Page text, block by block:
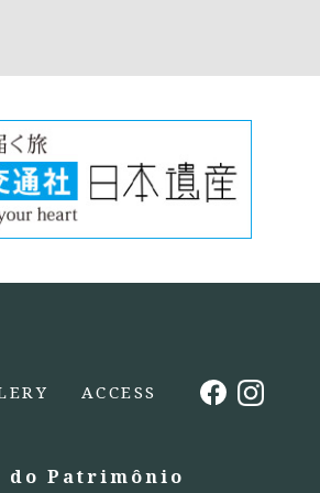
ACCESS
do Patrimônio